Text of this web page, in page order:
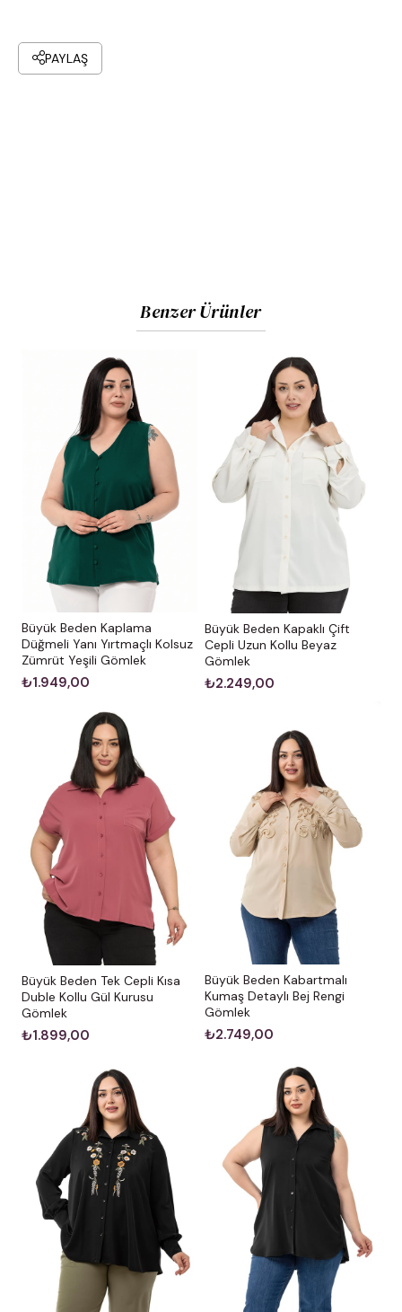
PAYLAŞ
Benzer Ürünler
Büyük Beden Kaplama
Düğmeli Yanı Yırtmaçlı Kolsuz
Zümrüt Yeşili Gömlek
₺1.949,00
Büyük Beden Kapaklı Çift
Cepli Uzun Kollu Beyaz
Gömlek
₺2.249,00
Büyük Beden Tek Cepli Kısa
Duble Kollu Gül Kurusu
Gömlek
₺1.899,00
Büyük Beden Kabartmalı
Kumaş Detaylı Bej Rengi
Gömlek
₺2.749,00